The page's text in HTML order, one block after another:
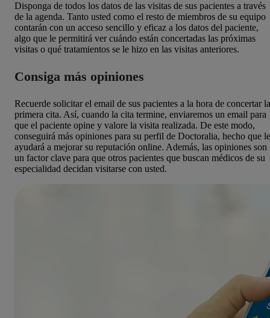
Disponga de todos los datos de las visitas de sus pacientes a través
de la agenda. Tanto usted como el resto de miembros de su equipo
contarán con un acceso sencillo y eficaz a los datos del paciente,
algo que le permitirá ver cuándo están concertadas las próximas
visitas o qué tratamientos se le hizo en las visitas anteriores.
Consiga más opiniones
Recuerde solicitar el email de sus pacientes a la hora de concertar la
primera cita. Así, cuando la cita termine, enviaremos un email para
que el paciente opine y valore la visita realizada. De este modo,
conseguirá más opiniones para su perfil de Doctoralia, hecho que le
ayudará a mejorar su reputación online. Además, las opiniones son
un factor clave para que otros pacientes que buscan médicos de su
especialidad decidan visitarse con usted.